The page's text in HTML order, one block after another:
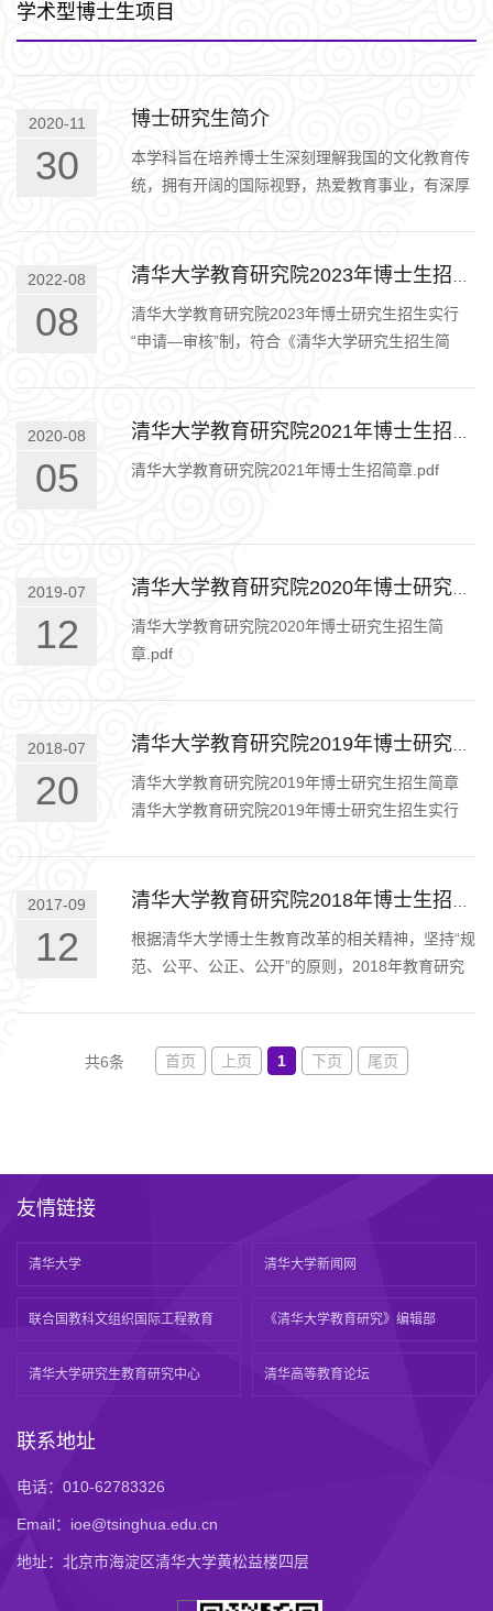
学术型博士生项目
2020-11
30
博士研究生简介
本学科旨在培养博士生深刻理解我国的文化教育传
统，拥有开阔的国际视野，热爱教育事业，有深厚
2022-08
08
清华大学教育研究院2023年博士研究生招生实行
“申请―审核”制，符合《清华大学研究生招生简
2020-08
05 清华大学教育研究院2021年博士生招简章.pdf
2019-07
12
清华大学教育研究院2020年博士研究生招生简
章.pdf
2018-07
20
清华大学教育研究院2019年博士研究生招生简章
清华大学教育研究院2019年博士研究生招生实行
2017-09
12
根据清华大学博士生教育改革的相关精神，坚持“规
范、公平、公正、公开”的原则，2018年教育研究
共6条 首页 上页 1 下页 尾页
友情链接
清华大学 清华大学新闻网
联合国教科文组织国际工程教育 《清华大学教育研究》编辑部
清华大学研究生教育研究中心 清华高等教育论坛
联系地址
电话：010-62783326
Email：ioe@tsinghua.edu.cn
地址：北京市海淀区清华大学黄松益楼四层